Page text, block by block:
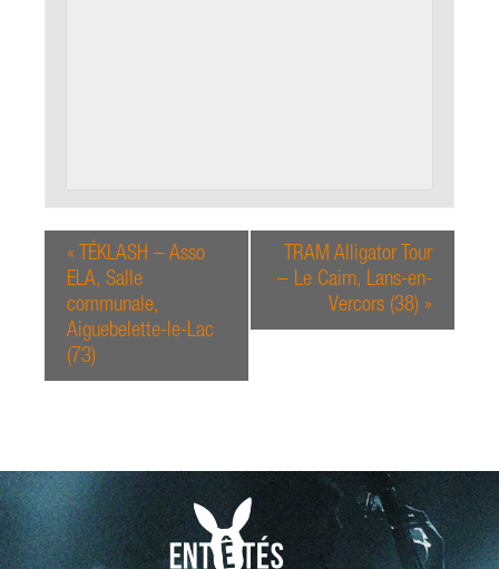
« TÉKLASH – Asso
ELA, Salle
communale,
Aiguebelette-le-Lac
(73)
TRAM Alligator Tour
– Le Cairn, Lans-en-
Vercors (38) »